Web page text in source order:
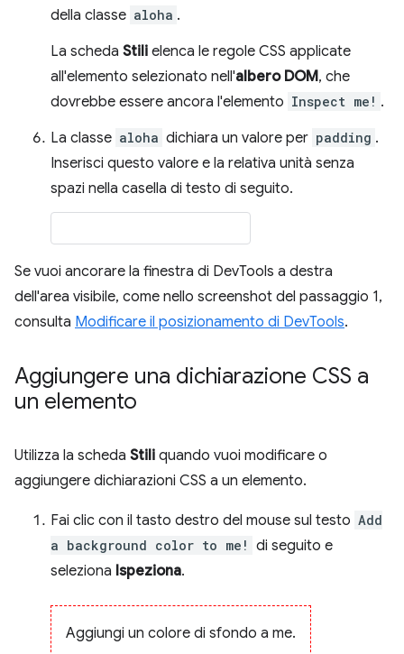
della classe aloha .
La scheda Stili elenca le regole CSS applicate
all'elemento selezionato nell'albero DOM, che
dovrebbe essere ancora l'elemento Inspect me! .
La classe aloha dichiara un valore per padding .
Inserisci questo valore e la relativa unità senza
spazi nella casella di testo di seguito.
Se vuoi ancorare la finestra di DevTools a destra
dell'area visibile, come nello screenshot del passaggio 1,
consulta Modificare il posizionamento di DevTools.
Aggiungere una dichiarazione CSS a
un elemento
Utilizza la scheda Stili quando vuoi modificare o
aggiungere dichiarazioni CSS a un elemento.
Fai clic con il tasto destro del mouse sul testo Add
a background color to me! di seguito e
seleziona Ispeziona.
Aggiungi un colore di sfondo a me.